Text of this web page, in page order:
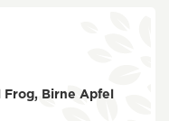
Frog, Birne Apfel